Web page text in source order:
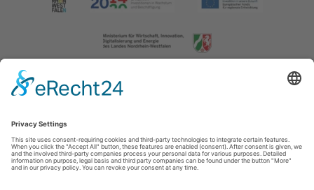
Imprint|Contact us|Privacy policy